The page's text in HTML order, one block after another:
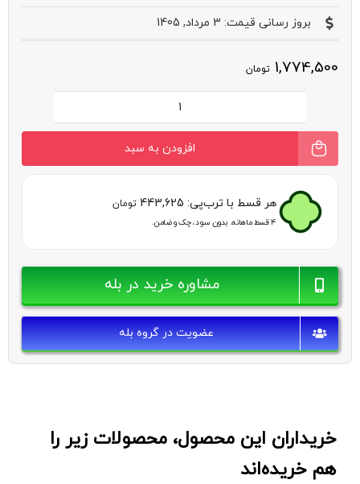
بروز رسانی قیمت: 3 مرداد, 1405
1,774,500 تومان
ژل
ضد
آفتاب
مانسریک
|
مناسب
برای
انواع
پوست
افزودن به سبد
هر قسط با ترب‌پی: 443,625 تومان
۴ قسط ماهانه. بدون سود، چک و ضامن.
مشاوره خرید در بله
عضویت در گروه بله
خریداران این محصول، محصولات زیر را
هم خریده‌اند